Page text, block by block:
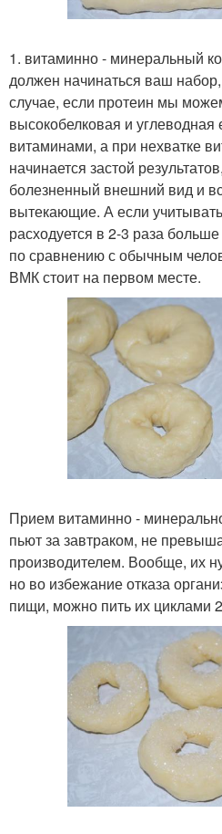
1. витаминно - минеральный
должен начинаться ваш
случае, если протеин мы
высокобелковая и углеводная
витаминами, а при нехватке
начинается застой
болезненный внешний вид и
вытекающие. А если
расходуется в 2-3 раза
по сравнению с обычным
ВМК стоит на первом месте.
Прием витаминно -
пьют за завтраком, не
производителем. Вообще, их
но во избежание отказа
пищи, можно пить их циклами